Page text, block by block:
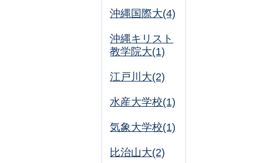
沖縄国際大(4)
沖縄キリスト
教学院大(1)
江戸川大(2)
水産大学校(1)
気象大学校(1)
比治山大(2)